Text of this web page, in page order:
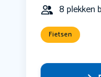
8 plekken
Fietsen